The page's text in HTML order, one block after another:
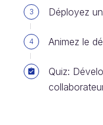
3 Déployez
4 Animez le
Quiz: